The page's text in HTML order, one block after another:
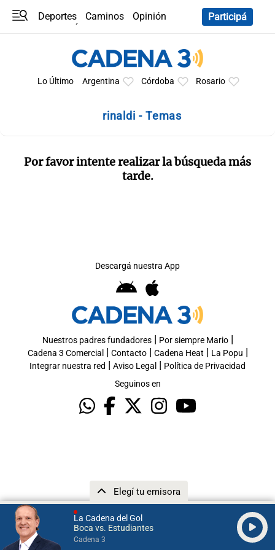
La Cadena del Gol
Boca vs. Estudiantes
Cadena 3
Elegí tu emisora
Deportes Caminos
Opinión
Participá
Lo Último Argentina Córdoba Rosario
rinaldi - Temas
Por favor intente realizar la búsqueda más
tarde.
Descargá nuestra App
Nuestros padres fundadores| Por siempre Mario|
Cadena 3 Comercial | Contacto| Cadena Heat | La Popu |
Integrar nuestra red | Aviso Legal | Política de Privacidad
Seguinos en